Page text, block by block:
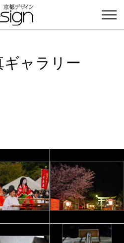
ギャラリー